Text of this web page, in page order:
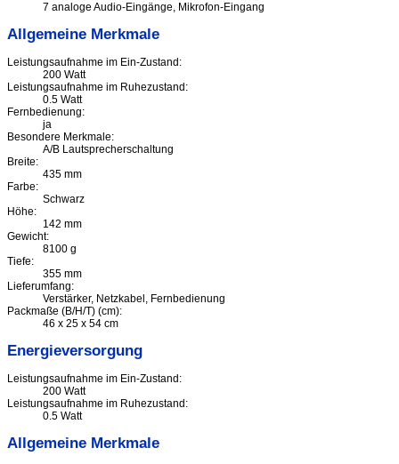
7 analoge Audio-Eingänge, Mikrofon-Eingang
Allgemeine Merkmale
Leistungsaufnahme im Ein-Zustand:
200 Watt
Leistungsaufnahme im Ruhezustand:
0.5 Watt
Fernbedienung:
ja
Besondere Merkmale:
A/B Lautsprecherschaltung
Breite:
435 mm
Farbe:
Schwarz
Höhe:
142 mm
Gewicht:
8100 g
Tiefe:
355 mm
Lieferumfang:
Verstärker, Netzkabel, Fernbedienung
Packmaße (B/H/T) (cm):
46 x 25 x 54 cm
Energieversorgung
Leistungsaufnahme im Ein-Zustand:
200 Watt
Leistungsaufnahme im Ruhezustand:
0.5 Watt
Allgemeine Merkmale